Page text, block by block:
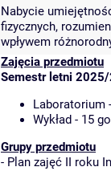
Nabycie
fizycznych,
wpływem
Zajęcia przedmiotu
Semestr letni
Laboratorium
Wykład - 15
Grupy przedmiotu
- Plan zajęć II roku